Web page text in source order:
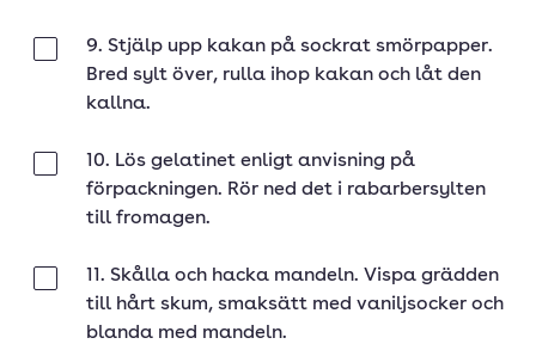
9. Stjälp upp kakan på sockrat smörpapper.
Bred sylt över, rulla ihop kakan och låt den
kallna.
10. Lös gelatinet enligt anvisning på
förpackningen. Rör ned det i rabarbersylten
till fromagen.
11. Skålla och hacka mandeln. Vispa grädden
till hårt skum, smaksätt med vaniljsocker och
blanda med mandeln.